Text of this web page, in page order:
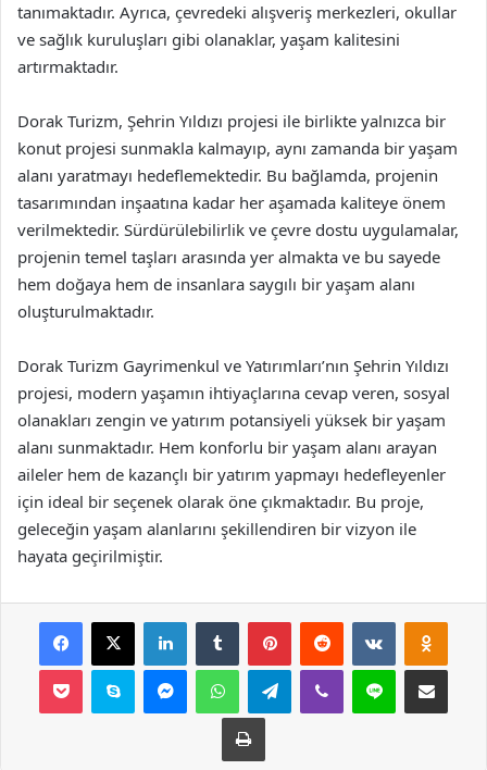
tanımaktadır. Ayrıca, çevredeki alışveriş merkezleri, okullar
ve sağlık kuruluşları gibi olanaklar, yaşam kalitesini
artırmaktadır.
Dorak Turizm, Şehrin Yıldızı projesi ile birlikte yalnızca bir
konut projesi sunmakla kalmayıp, aynı zamanda bir yaşam
alanı yaratmayı hedeflemektedir. Bu bağlamda, projenin
tasarımından inşaatına kadar her aşamada kaliteye önem
verilmektedir. Sürdürülebilirlik ve çevre dostu uygulamalar,
projenin temel taşları arasında yer almakta ve bu sayede
hem doğaya hem de insanlara saygılı bir yaşam alanı
oluşturulmaktadır.
Dorak Turizm Gayrimenkul ve Yatırımları’nın Şehrin Yıldızı
projesi, modern yaşamın ihtiyaçlarına cevap veren, sosyal
olanakları zengin ve yatırım potansiyeli yüksek bir yaşam
alanı sunmaktadır. Hem konforlu bir yaşam alanı arayan
aileler hem de kazançlı bir yatırım yapmayı hedefleyenler
için ideal bir seçenek olarak öne çıkmaktadır. Bu proje,
geleceğin yaşam alanlarını şekillendiren bir vizyon ile
hayata geçirilmiştir.
Facebook
X LinkedInTumblr PinterestReddit VKontakte
Pocket Skype MessengerWhatsAppTelegramViber Line E-Posta ile
Yazdır